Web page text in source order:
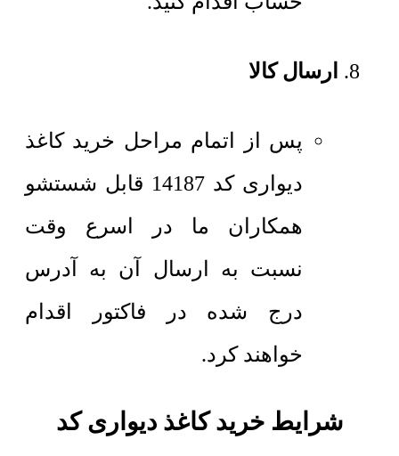
ارسال کالا
پس از اتمام مراحل خرید کاغذ
دیواری کد 14187 قابل شستشو
همکاران ما در اسرع وقت
نسبت به ارسال آن به آدرس
درج شده در فاکتور اقدام
خواهند کرد.
شرایط خرید کاغذ دیواری کد